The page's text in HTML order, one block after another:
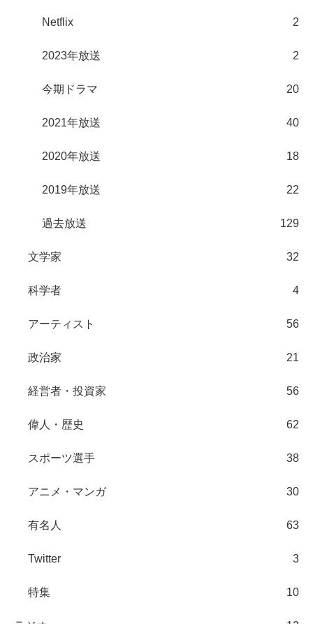
Netflix 2
2023年放送 2
今期ドラマ 20
2021年放送 40
2020年放送 18
2019年放送 22
過去放送 129
文学家 32
科学者 4
アーティスト 56
政治家 21
経営者・投資家 56
偉人・歴史 62
スポーツ選手 38
アニメ・マンガ 30
有名人 63
Twitter 3
特集 10